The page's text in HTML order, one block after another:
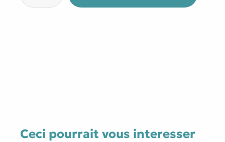
Ceci pourrait vous interesser